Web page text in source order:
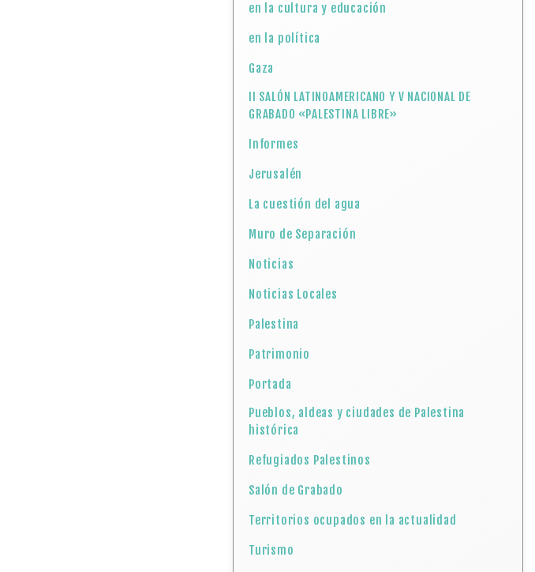
en la cultura y educación
en la política
Gaza
II SALÓN LATINOAMERICANO Y V NACIONAL DE
GRABADO «PALESTINA LIBRE»
Informes
Jerusalén
La cuestión del agua
Muro de Separación
Noticias
Noticias Locales
Palestina
Patrimonio
Portada
Pueblos, aldeas y ciudades de Palestina
histórica
Refugiados Palestinos
Salón de Grabado
Territorios ocupados en la actualidad
Turismo